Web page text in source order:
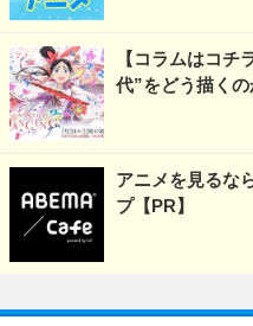
【コラムはコチ
代”をどう描く
アニメを見るな
プ【PR】